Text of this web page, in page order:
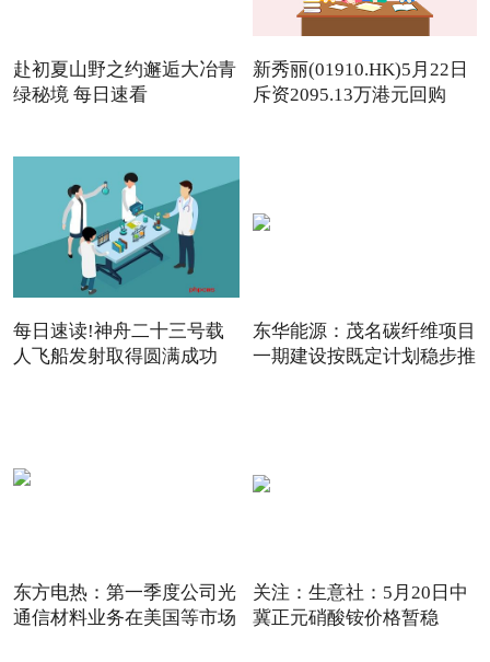
赴初夏山野之约邂逅大冶青
绿秘境 每日速看
新秀丽(01910.HK)5月22日
斥资2095.13万港元回购
每日速读!神舟二十三号载
人飞船发射取得圆满成功
东华能源：茂名碳纤维项目
一期建设按既定计划稳步推
东方电热：第一季度公司光
通信材料业务在美国等市场
关注：生意社：5月20日中
冀正元硝酸铵价格暂稳